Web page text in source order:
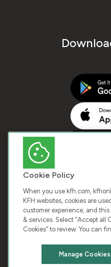
COPYRIGHT © 2026
RIGHTS
Terms & Condition
Cookie Policy
When you use kfh.com,
KFH websites, cookies are
customer experience, and
& services. Select "Accept all
Cookies" to review. You can
Manage Cookies